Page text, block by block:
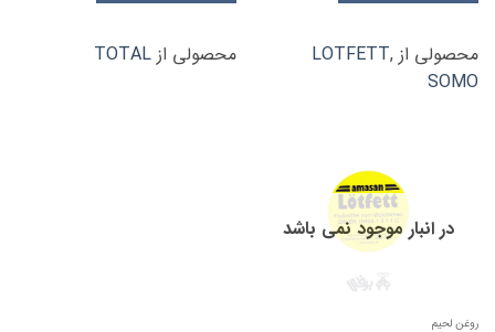
محصولی از LOTFETT,
SOMO
محصولی از TOTAL
در انبار موجود نمی باشد
روغن لحیم